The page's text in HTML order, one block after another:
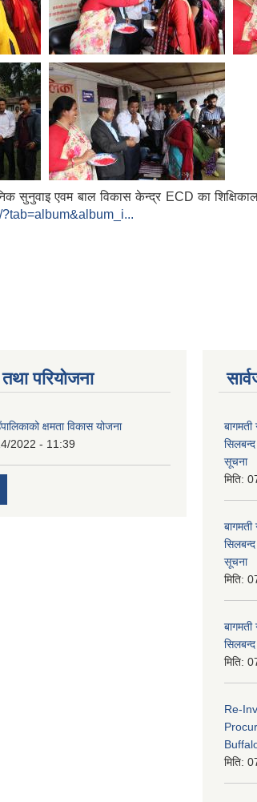
सुनुवाइ एवम बाल विकास केन्द्र ECD का
परियोजना
क्षमता विकास योजना
2022 - 11:39
सूचना
मिति:
सूचना
मिति:
मिति:
Re-
मिति: